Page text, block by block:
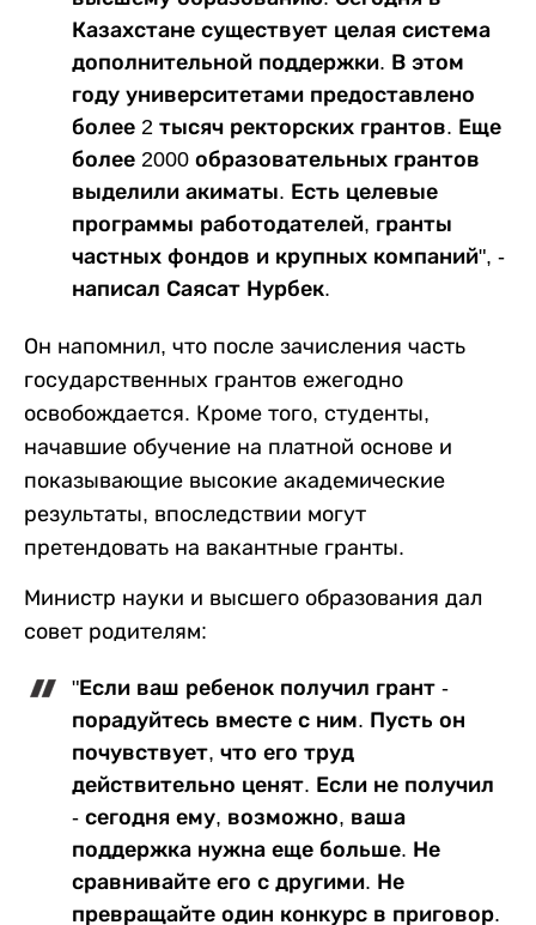
Казахстане существует целая система
дополнительной поддержки. В этом
году университетами предоставлено
более 2 тысяч ректорских грантов. Еще
более 2000 образовательных грантов
выделили акиматы. Есть целевые
программы работодателей, гранты
частных фондов и крупных компаний", -
написал Саясат Нурбек.
Он напомнил, что после зачисления часть
государственных грантов ежегодно
освобождается. Кроме того, студенты,
начавшие обучение на платной основе и
показывающие высокие академические
результаты, впоследствии могут
претендовать на вакантные гранты.
Министр науки и высшего образования дал
совет родителям:
"Если ваш ребенок получил грант -
порадуйтесь вместе с ним. Пусть он
почувствует, что его труд
действительно ценят. Если не получил
- сегодня ему, возможно, ваша
поддержка нужна еще больше. Не
сравнивайте его с другими. Не
превращайте один конкурс в приговор.